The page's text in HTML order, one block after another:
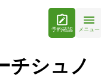
予約確認 メニュー
チシュノ